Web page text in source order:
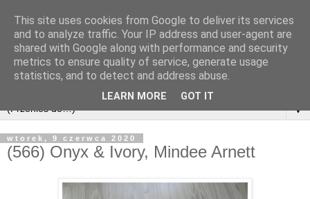
▼
wtorek, 9 czerwca 2020
(566) Onyx & Ivory, Mindee Arnett
This site uses cookies from Google to deliver its services
and to analyze traffic. Your IP address and user-agent are
shared with Google along with performance and security
metrics to ensure quality of service, generate usage
statistics, and to detect and address abuse.
LEARN MORE GOT IT